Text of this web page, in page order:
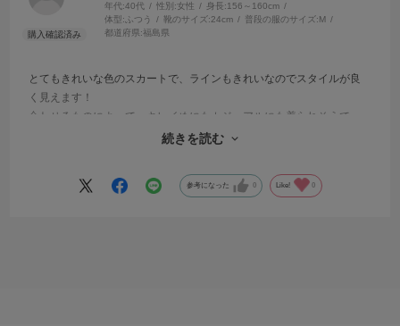
年代:40代 性別:女性 身長:156～160cm
体型: ふつう 靴のサイズ:24cm 普段の服のサイズ:M
都道府県:福島県
とてもきれいな色のスカートで、ラインもきれいなのでスタイルが良
く見えます！
合わせるものによって、キレイめにもカジュアルにも着られそうで
続きを読む
参考になった 0 Like! 0